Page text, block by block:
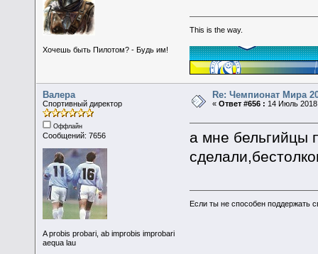
Хочешь быть Пилотом? - Будь им!
This is the way.
Валера
Спортивный директор
Оффлайн
Сообщений: 7656
A probis probari, ab improbis improbari
aequa lau
Re: Чемпионат Мира
«Ответ #656 : 14 Июль
а мне бельгийцы
Если ты не способен поддержать